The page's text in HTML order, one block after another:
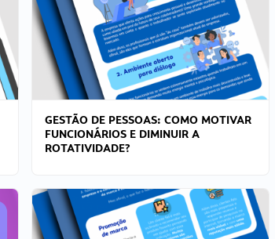
GESTÃO DE PESSOAS: COMO MOTIVAR
FUNCIONÁRIOS E DIMINUIR A
ROTATIVIDADE?